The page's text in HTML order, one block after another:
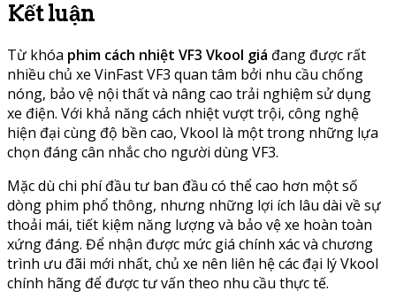
Kết luận
Từ khóa phim cách nhiệt VF3 Vkool giá đang được rất
nhiều chủ xe VinFast VF3 quan tâm bởi nhu cầu chống
nóng, bảo vệ nội thất và nâng cao trải nghiệm sử dụng
xe điện. Với khả năng cách nhiệt vượt trội, công nghệ
hiện đại cùng độ bền cao, Vkool là một trong những lựa
chọn đáng cân nhắc cho người dùng VF3.
Mặc dù chi phí đầu tư ban đầu có thể cao hơn một số
dòng phim phổ thông, nhưng những lợi ích lâu dài về sự
thoải mái, tiết kiệm năng lượng và bảo vệ xe hoàn toàn
xứng đáng. Để nhận được mức giá chính xác và chương
trình ưu đãi mới nhất, chủ xe nên liên hệ các đại lý Vkool
chính hãng để được tư vấn theo nhu cầu thực tế.